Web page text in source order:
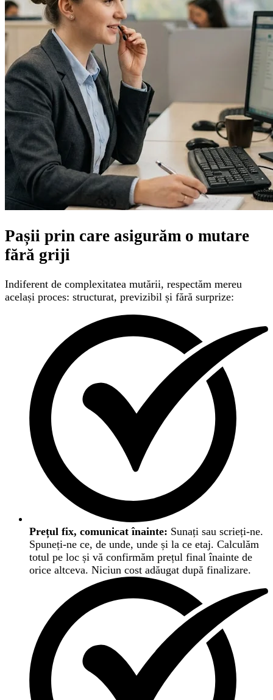
Pașii prin care asigurăm o mutare
fără griji
Indiferent de complexitatea mutării, respectăm mereu
același proces: structurat, previzibil și fără surprize:
Prețul fix, comunicat înainte: Sunați sau scrieți-ne.
Spuneți-ne ce, de unde, unde și la ce etaj. Calculăm
totul pe loc și vă confirmăm prețul final înainte de
orice altceva. Niciun cost adăugat după finalizare.